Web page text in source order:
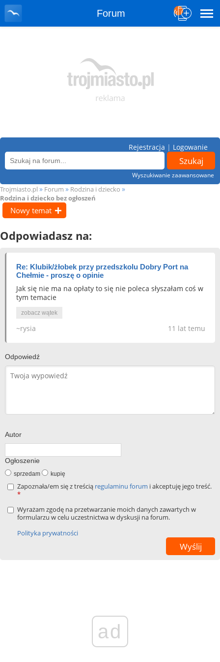
Forum
Wyszukiwanie zaawansowane
Rejestracja | Logowanie
Trojmiasto.pl » Forum » Rodzina i dziecko »
Rodzina i dziecko bez ogłoszeń
Nowy temat
Odpowiadasz na:
Re: Klubik/żłobek przy przedszkolu Dobry Port na
Chełmie - proszę o opinie
Jak się nie ma na opłaty to się nie poleca słyszałam coś w
tym temacie
zobacz wątek
11 lat temu
~rysia
Odpowiedź
Autor
Ogłoszenie
sprzedam kupię
Zapoznała/em się z treścią regulaminu forum i akceptuję jego treść.
*
Wyrażam zgodę na przetwarzanie moich danych zawartych w
formularzu w celu uczestnictwa w dyskusji na forum.
Polityka prywatności
ad